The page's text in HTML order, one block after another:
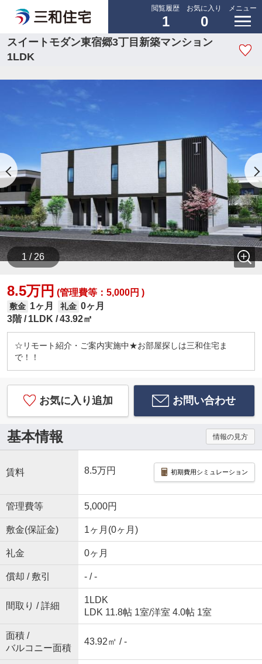
閲覧履歴
1
お気に入り
0
メニュー
スイートモダン東宿郷3丁目新築マンション
1LDK
1 / 26
8.5万円 (管理費等：5,000円 )
敷金 1ヶ月 礼金 0ヶ月
3階
1LDK 43.92㎡
☆リモート紹介・ご案内実施中★お部屋探しは三和住宅ま
で！！
お気に入り追加 お問い合わせ
基本情報 情報の見方
賃料 8.5万円 初期費用シミュレーション
管理費等 5,000円
敷金(保証金) 1ヶ月(0ヶ月)
礼金 0ヶ月
償却 / 敷引 - / -
間取り / 詳細
1LDK
LDK 11.8帖 1室/洋室 4.0帖 1室
面積 /
バルコニー面積
43.92㎡ / -